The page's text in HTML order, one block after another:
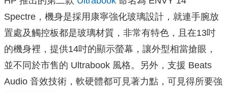
Spectre，機身是採用康寧強化玻璃設計，就連手腕放
置處及觸控板都是玻璃材質，非常有特色，且在13吋
的機身裡，提供14吋的顯示螢幕，讓外型相當搶眼，
並不同於市售的 Ultrabook 風格。另外，支援 Beats
Audio 音效技術，軟硬體都可見著力點，可見得所要強